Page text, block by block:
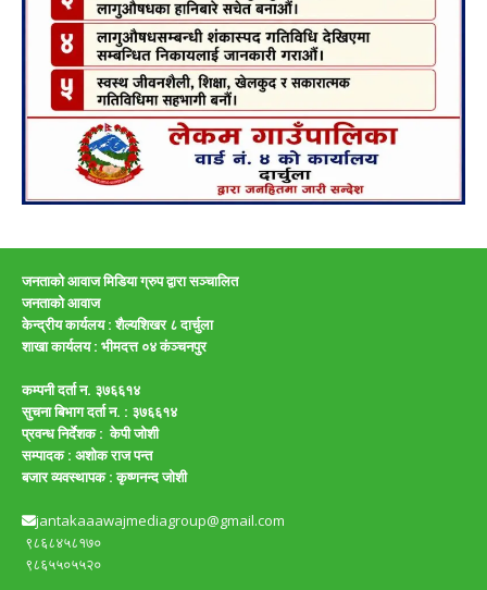
जनताको आवाज मिडिया ग्रुप द्वारा सञ्चालित
जनताको आवाज
केन्द्रीय कार्यलय : शैल्यशिखर ८ दार्चुला
शाखा कार्यलय : भीमदत्त ०४ कंञ्चनपुर
कम्पनी दर्ता न. ३७६६१४
सुचना बिभाग दर्ता न. : ३७६६१४
प्रवन्ध निर्देशक : केपी जाेशी
सम्पादक : अशाेक राज पन्त
बजार व्यवस्थापक : कृष्णनन्द जाेशी
jantakaaawajmediagroup@gmail.com
९८६८४५८१७०
९८६५५०५५२०